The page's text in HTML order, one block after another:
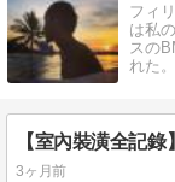
フィ
は私
スの
れた。
3ヶ月前